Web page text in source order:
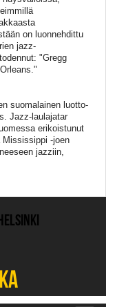
on luonnehdittu
jazz-
"Gregg
suomalainen luotto-
Jazz-laulajatar
erikoistunut
Mississippi -joen
jazziin,